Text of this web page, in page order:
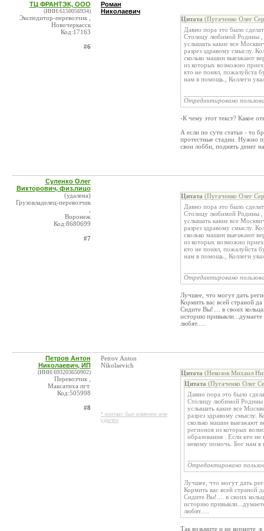
ТЦ ФРАНТЭК, ООО
(ИНН:6150056934)
Экспедитор-перевозчик ,
Новочеркасск
Код:17163
#6
Роман
Николаевич
Цитата (Пугаченко Олег
Давно пора это было
Столицу любимой Родины ,
услышать какие все
разрез здравому смыслу.
сколько машин выезжают
из которых возможно
кто не понял, пожалуйста
нам в помощь., Коллеги
Отредактировано
-К чему этот текст? Какое
А если по сути статьи - то
протестные стадии. Нужно
свои лобби, поднять денег
Суленко Олег
Викторович, физ.лицо
(удалена)
Грузовладелец-перевозчик
Воронеж
Код:8680699
#7
Цитата (Пугаченко Олег
Давно пора это было
Столицу любимой Родины ,
услышать какие все
разрез здравому смыслу.
сколько машин выезжают
из которых возможно
кто не понял, пожалуйста
нам в помощь., Коллеги
Отредактировано
Лучшее, что могут дать
Кормить вас всей страной
Сидите Вы!.... в своих
историю привыкли...думаете
любят.....
Петров Антон
Николаевич, ИП
(ИНН:693203650902)
Перевозчик ,
Максатиха пгт.
Код:505998
#8
Petrov Anton
Nikolaevich
* контакт был изменен или
удален
Цитата (Некозов Михаил
Цитата (Пугаченко Олег
Давно пора это было
Столицу любимой Родины
услышать какие все
разрез здравому смыслу.
сколько машин выезжают
регионов из которых
образования . Если кто
некому помочь. Бог нам в
Отредактировано
Лучшее, что могут дать
Кормить вас всей страной
Сидите Вы!.... в своих
историю
любят.....
Так возьмите и не кормите